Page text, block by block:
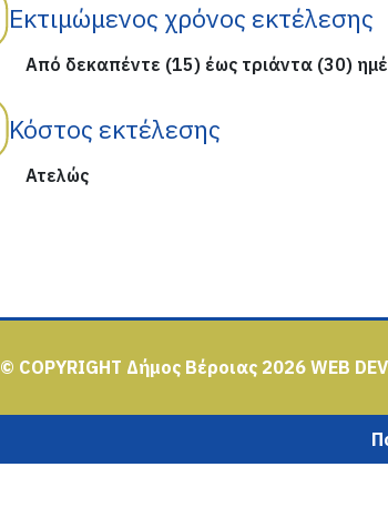
Εκτιμώμενος χρόνος εκτέλεσης
Από δεκαπέντε (15) έως τριάντα (30)
Κόστος εκτέλεσης
Ατελώς
© COPYRIGHT Δήμος Βέροιας 2026 WEB